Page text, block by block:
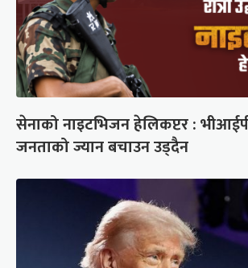
सेनाको नाइटभिजन हेलिकप्टर :
जनताको ज्यान बचाउन उड्दैन